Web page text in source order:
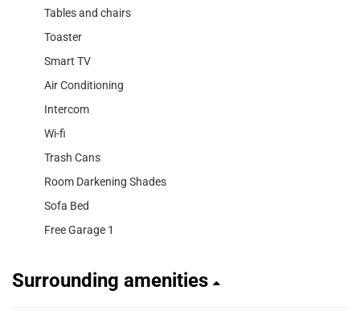
Tables and chairs
Toaster
Smart TV
Air Conditioning
Intercom
Wi-fi
Trash Cans
Room Darkening Shades
Sofa Bed
Free Garage 1
Surrounding amenities